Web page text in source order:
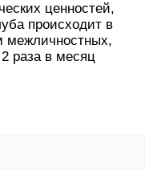
ценностей,
происходит в
межличностных,
раза в месяц